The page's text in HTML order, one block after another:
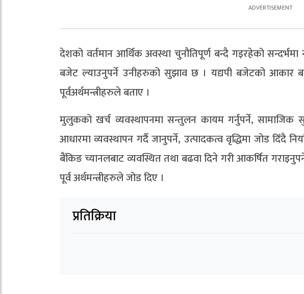
देशको वर्तमान आर्थिक अवस्था चुनौतिपूर्ण बन्दै गइरहेको सन्दर्भमा
बजेट ल्याउनुपर्ने उनीहरुको सुझाव छ । यद्यपी बजेटको आकार
पूर्वअर्थमन्त्रीहरुले बताए ।
मुलुकको खर्च व्यवस्थापनमा सन्तुलन कायम गर्नुपर्ने, सामाजिक
आधारमा व्यवस्थापन गर्दै जानुपर्ने, उत्पादकत्व वृद्धिमा जोड दिँदै
बैंकिङ च्यानलबाट व्यवस्थित तथा बढवा दिने गरी आकर्षित
पूर्व अर्थमन्त्रीहरुले जोड दिए ।
प्रतिक्रिया